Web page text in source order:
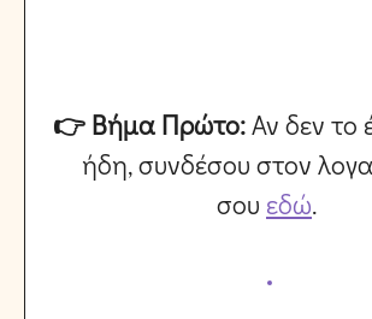
👉 Βήμα Πρώτο:Αν δεν το
ήδη, συνδέσου στον
σου εδώ.